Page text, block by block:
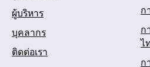
ผู้บริหาร
บุคลากร
ติดต่อเรา
ก
ก
ไ
ก